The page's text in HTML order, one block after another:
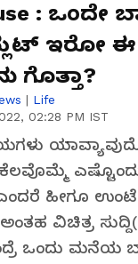
: ಒಂದೇ
ಇರೋ
ಗೊತ್ತಾ?
| Life
02:28 PM IST
ಕೆಲವೊಮ್ಮೆ
ಎಂದರೆ ಹೀಗೂ
ವಿಚಿತ್ರ
ಒಂದು ಮನೆಯ